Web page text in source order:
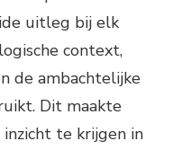
uitleg bij elk
context,
de ambachtelijke
Dit maakte
te krijgen in